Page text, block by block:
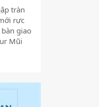
tràn
rực
giao
Mũi
du